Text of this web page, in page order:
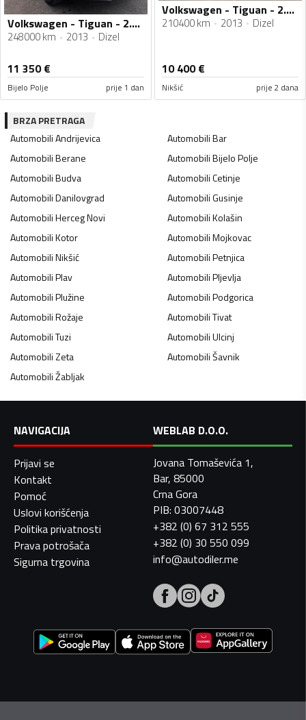
Volkswagen - Tiguan - 2.0tdi-103kw 4motion
248000 km 2013 Dizel
11 350€
Bijelo Polje prije 1 dan
Volkswagen - Tiguan - 2.0 Tdi
210400 km 2013 Dizel
10 400€
Nikšić prije 2 dana
BRZA PRETRAGA
AutomobiliAndrijevica AutomobiliBar
AutomobiliBerane AutomobiliBijelo Polje
AutomobiliBudva AutomobiliCetinje
AutomobiliDanilovgrad AutomobiliGusinje
AutomobiliHerceg Novi AutomobiliKolašin
AutomobiliKotor AutomobiliMojkovac
AutomobiliNikšić AutomobiliPetnjica
AutomobiliPlav AutomobiliPljevlja
AutomobiliPlužine AutomobiliPodgorica
AutomobiliRožaje AutomobiliTivat
AutomobiliTuzi AutomobiliUlcinj
AutomobiliZeta AutomobiliŠavnik
AutomobiliŽabljak
NAVIGACIJA
Prijavi se
Kontakt
Pomoć
Uslovi korišćenja
Politika privatnosti
Prava potrošača
Sigurna trgovina
WEBLAB D.O.O.
Jovana Tomaševića 1,
Bar, 85000
Crna Gora
PIB: 03007448
+382 (0) 67 312 555
+382 (0) 30 550 099
info@autodiler.me